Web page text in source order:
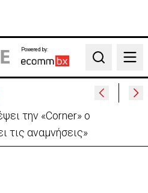
Powered by:
Search
απόπειρα φόνου-
53χρονο